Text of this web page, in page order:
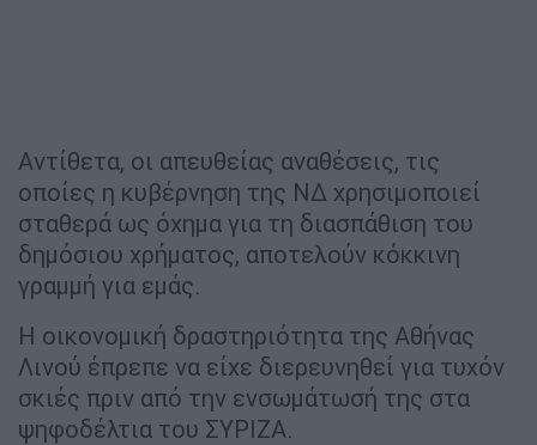
Αντίθετα, οι απευθείας αναθέσεις, τις
οποίες η κυβέρνηση της ΝΔ χρησιμοποιεί
σταθερά ως όχημα για τη διασπάθιση του
δημόσιου χρήματος, αποτελούν κόκκινη
γραμμή για εμάς.
Η οικονομική δραστηριότητα της Αθήνας
Λινού έπρεπε να είχε διερευνηθεί για τυχόν
σκιές πριν από την ενσωμάτωσή της στα
ψηφοδέλτια του ΣΥΡΙΖΑ.